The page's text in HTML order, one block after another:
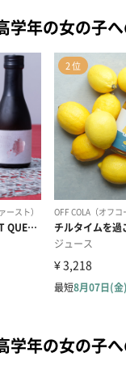
学年の女の子
学年の女の子